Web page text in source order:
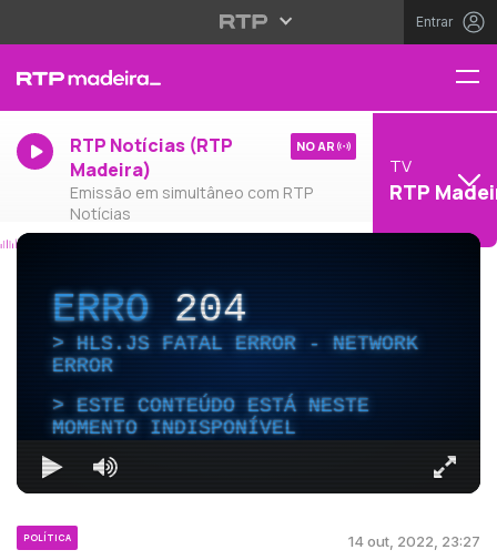
Entrar
RTP Notícias (RTP
Madeira)
Emissão em simultâneo com RTP
Notícias
NO AR
TV
RTP
ERRO204
HLS.JS FATAL ERROR - NETWORK
ERROR
ESTE CONTEÚDO ESTÁ NESTE
MOMENTO INDISPONÍVEL
POLÍTICA 14 out, 2022, 23:27